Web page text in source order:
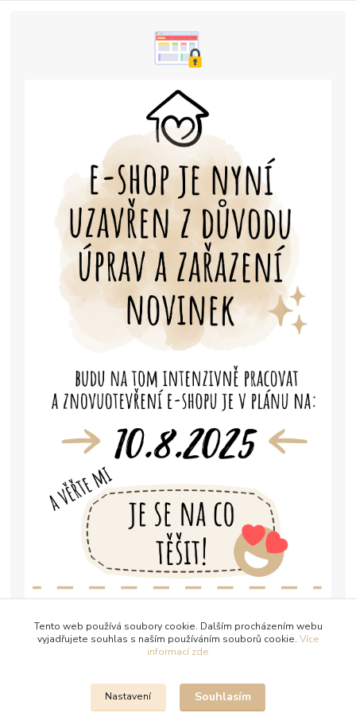
Tento web používá soubory cookie. Dalším procházením webu
vyjadřujete souhlas s naším používáním souborů cookie. Více
informací zde
Nastavení Souhlasím